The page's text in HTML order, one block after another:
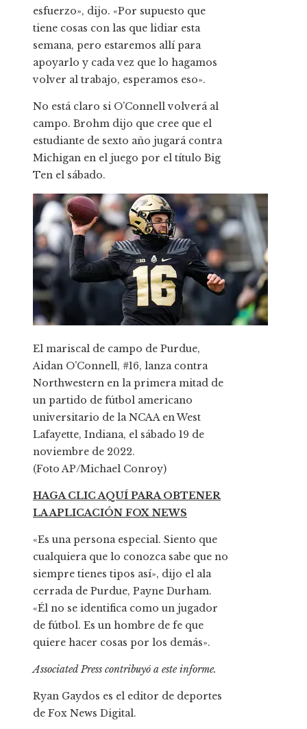
esfuerzo», dijo. «Por supuesto que
tiene cosas con las que lidiar esta
semana, pero estaremos allí para
apoyarlo y cada vez que lo hagamos
volver al trabajo, esperamos eso».
No está claro si O’Connell volverá al
campo. Brohm dijo que cree que el
estudiante de sexto año jugará contra
Michigan en el juego por el título Big
Ten el sábado.
El mariscal de campo de Purdue,
Aidan O’Connell, #16, lanza contra
Northwestern en la primera mitad de
un partido de fútbol americano
universitario de la NCAA en West
Lafayette, Indiana, el sábado 19 de
noviembre de 2022.
(Foto AP/Michael Conroy)
HAGA CLIC AQUÍ PARA OBTENER
LA APLICACIÓN FOX NEWS
«Es una persona especial. Siento que
cualquiera que lo conozca sabe que no
siempre tienes tipos así», dijo el ala
cerrada de Purdue, Payne Durham.
«Él no se identifica como un jugador
de fútbol. Es un hombre de fe que
quiere hacer cosas por los demás».
Associated Press contribuyó a este informe.
Ryan Gaydos es el editor de deportes
de Fox News Digital.